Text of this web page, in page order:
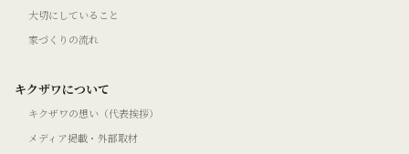
大切にしていること
家づくりの流れ
キクザワについて
キクザワの想い（代表挨拶）
メディア掲載・外部取材